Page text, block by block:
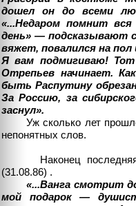
дошел он до всеми
«...Недаром помнит
день» — подсказывают
вяжет, повалился на
Я вам подмигиваю!
Отрепьев начинает.
быть Распутину
За Россию, за
заснул».
Уж сколько лет прошло,
непонятных слов.
Наконец последняя
(31.08.86) .
«...Ванга смотрит
мой подарок —